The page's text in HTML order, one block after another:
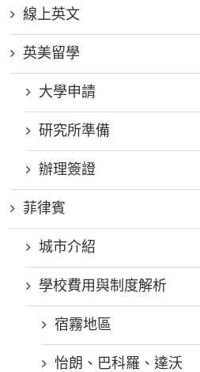
線上英文
英美留學
大學申請
研究所準備
辦理簽證
菲律賓
城市介紹
學校費用與制度解析
宿霧地區
怡朗、巴科羅、達沃